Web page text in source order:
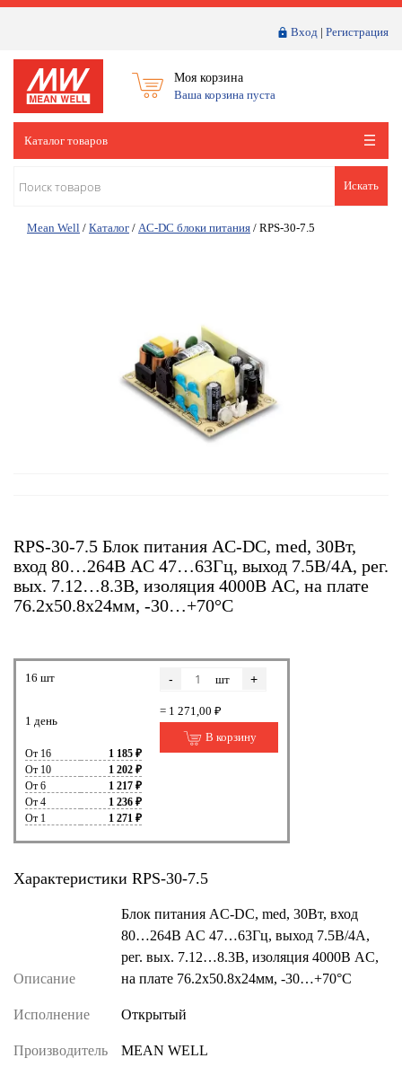
Вход | Регистрация
Моя корзина
Ваша корзина пуста
Каталог товаров
Искать
Mean Well / Каталог / AC-DC блоки питания / RPS-30-7.5
RPS-30-7.5 Блок питания AC-DC, med, 30Вт,
вход 80…264В AC 47…63Гц, выход 7.5В/4А, рег.
вых. 7.12…8.3В, изоляция 4000В AC, на плате
76.2х50.8х24мм, -30…+70°С
16 шт
1 день
От 16
1 185 ₽
От 10
1 202 ₽
От 6
1 217 ₽
От 4
1 236 ₽
От 1
1 271 ₽
- шт +
= 1 271,00 ₽
В корзину
Характеристики RPS-30-7.5
Описание
Блок питания AC-DC, med, 30Вт, вход
80…264В AC 47…63Гц, выход 7.5В/4А,
рег. вых. 7.12…8.3В, изоляция 4000В AC,
на плате 76.2х50.8х24мм, -30…+70°С
Исполнение Открытый
Производитель MEAN WELL